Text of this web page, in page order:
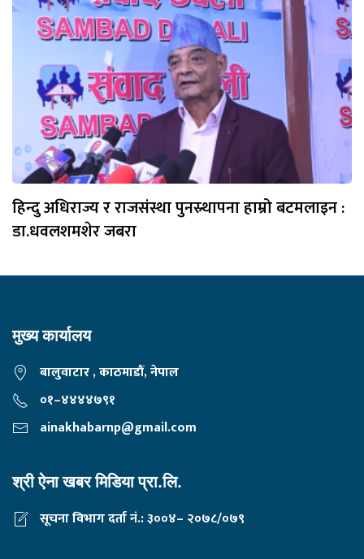
हिन्दु अधिराज्य र राजसंस्था पुनस्र्थापना हाम्रो बटमलाइन :
डा.धवलशमशेर जबरा
मुख्य कार्यालय
बालुवाटार , काठमाडौं, नेपाल
०१–४४४४७९१
ainakhabarnp@gmail.com
श्री ऐना खबर मिडिया प्रा.लि.
सूचना विभाग दर्ता नं.: ३००४– २०७८/०७९